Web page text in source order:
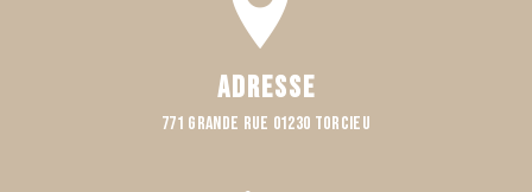
Adresse
771 Grande rue 01230 TORCIEU